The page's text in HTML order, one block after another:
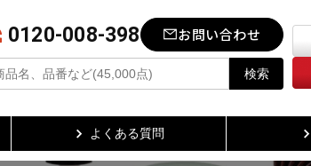
0120-008-398 お問い合わせ
検索
よくある質問